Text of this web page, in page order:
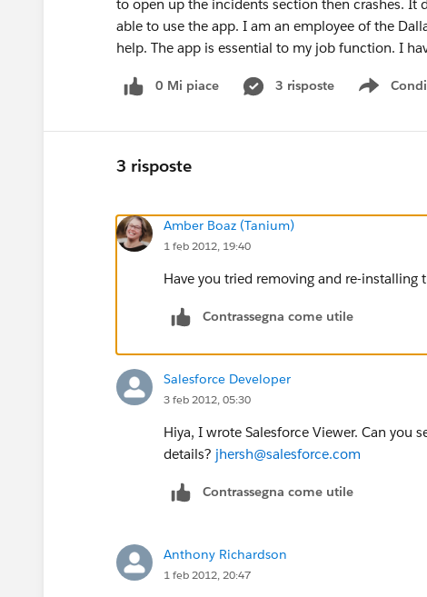
to open up the incidents section then crashes. It
able to use the app. I am an employee of the
help. The app is essential to my job function. I
0 Mi piace 3 risposte
Show
3 risposte
Amber Boaz (Tanium)
1 feb 2012, 19:40
Have you tried removing and re-
Contrassegna come utile
Salesforce Developer
3 feb 2012, 05:30
Hiya, I wrote Salesforce Viewer. Can you
details? jhersh@salesforce.com
Contrassegna come utile
Anthony Richardson
1 feb 2012, 20:47